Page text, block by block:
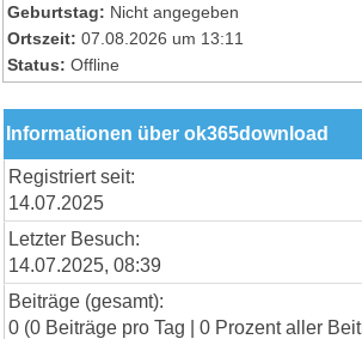
Geburtstag: Nicht angegeben
Ortszeit: 07.08.2026 um 13:11
Status: Offline
Informationen über ok365download
Registriert seit:
14.07.2025
Letzter Besuch:
14.07.2025, 08:39
Beiträge (gesamt):
0 (0 Beiträge pro Tag | 0 Prozent aller